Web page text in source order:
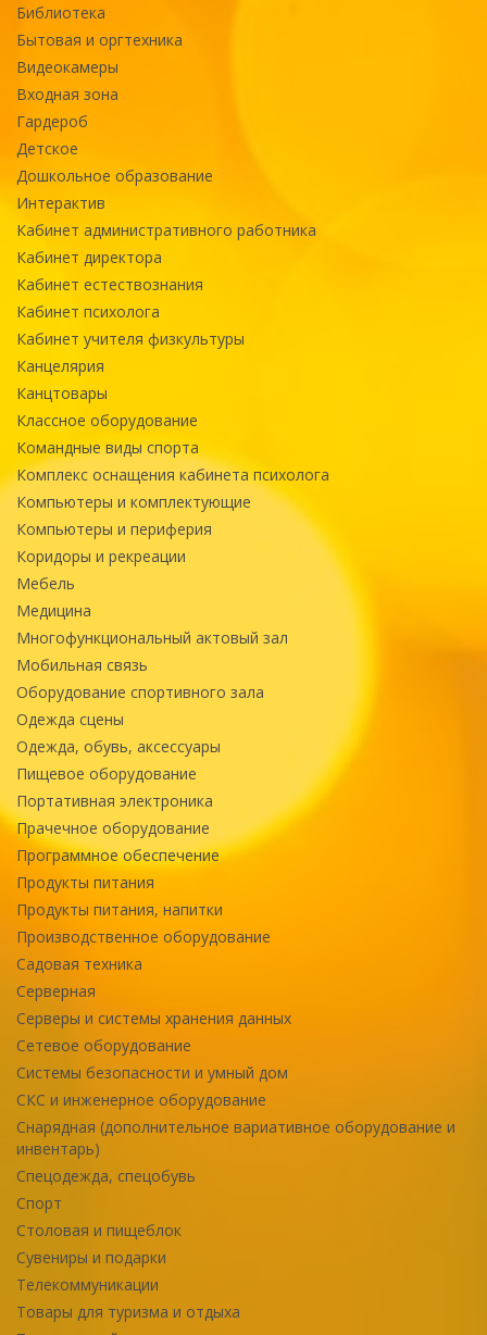
Библиотека
Бытовая и оргтехника
Видеокамеры
Входная зона
Гардероб
Детское
Дошкольное образование
Интерактив
Кабинет административного работника
Кабинет директора
Кабинет естествознания
Кабинет психолога
Кабинет учителя физкультуры
Канцелярия
Канцтовары
Классное оборудование
Командные виды спорта
Комплекс оснащения кабинета психолога
Компьютеры и комплектующие
Компьютеры и периферия
Коридоры и рекреации
Мебель
Медицина
Многофункциональный актовый зал
Мобильная связь
Оборудование спортивного зала
Одежда сцены
Одежда, обувь, аксессуары
Пищевое оборудование
Портативная электроника
Прачечное оборудование
Программное обеспечение
Продукты питания
Продукты питания, напитки
Производственное оборудование
Садовая техника
Серверная
Серверы и системы хранения данных
Сетевое оборудование
Системы безопасности и умный дом
СКС и инженерное оборудование
Снарядная (дополнительное вариативное оборудование и
инвентарь)
Спецодежда, спецобувь
Спорт
Столовая и пищеблок
Сувениры и подарки
Телекоммуникации
Товары для туризма и отдыха